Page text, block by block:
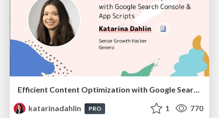
Efficient Content Optimization with Google Search Console & Apps Script
katarinadahlin
PRO 1 770